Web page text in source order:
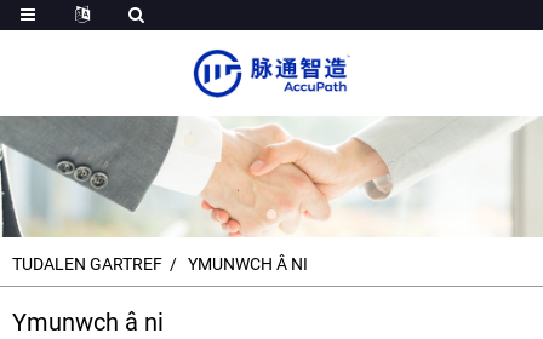
TUDALEN GARTREF YMUNWCH Â NI
Ymunwch â ni